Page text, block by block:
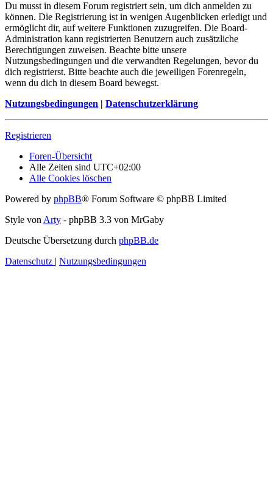
Du musst in diesem Forum registriert sein, um dich anmelden zu
können. Die Registrierung ist in wenigen Augenblicken erledigt und
ermöglicht dir, auf weitere Funktionen zuzugreifen. Die Board-
Administration kann registrierten Benutzern auch zusätzliche
Berechtigungen zuweisen. Beachte bitte unsere
Nutzungsbedingungen und die verwandten Regelungen, bevor du
dich registrierst. Bitte beachte auch die jeweiligen Forenregeln,
wenn du dich in diesem Board bewegst.
Nutzungsbedingungen | Datenschutzerklärung
Registrieren
Foren-Übersicht
Alle Zeiten sind UTC+02:00
Alle Cookies löschen
Powered by phpBB® Forum Software © phpBB Limited
Style vonArty - phpBB 3.3 von MrGaby
Deutsche Übersetzung durch phpBB.de
Datenschutz | Nutzungsbedingungen